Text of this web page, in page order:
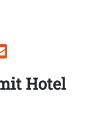
Hotel